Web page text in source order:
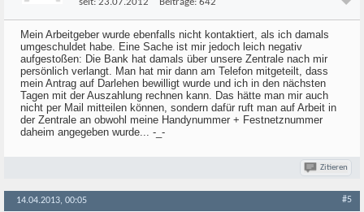
Mein Arbeitgeber wurde ebenfalls nicht kontaktiert, als ich damals
umgeschuldet habe. Eine Sache ist mir jedoch leich negativ
aufgestoßen: Die Bank hat damals über unsere Zentrale nach mir
persönlich verlangt. Man hat mir dann am Telefon mitgeteilt, dass
mein Antrag auf Darlehen bewilligt wurde und ich in den nächsten
Tagen mit der Auszahlung rechnen kann. Das hätte man mir auch
nicht per Mail mitteilen können, sondern dafür ruft man auf Arbeit in
der Zentrale an obwohl meine Handynummer + Festnetznummer
daheim angegeben wurde... -_-
Zitieren
14.04.2013, 00:05 #5